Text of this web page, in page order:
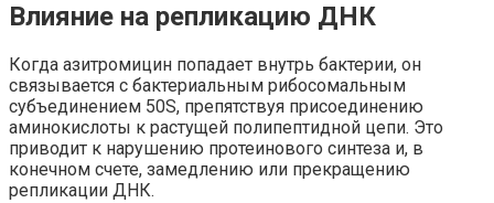
Влияние на репликацию ДНК
Когда азитромицин попадает внутрь бактерии, он
связывается с бактериальным рибосомальным
субъединением 50S, препятствуя присоединению
аминокислоты к растущей полипептидной цепи. Это
приводит к нарушению протеинового синтеза и, в
конечном счете, замедлению или прекращению
репликации ДНК.